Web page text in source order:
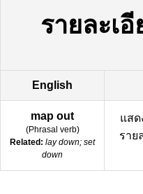
รายละเ
English
map out
(Phrasal verb)
Related: lay down; set
down
แสด
ราย